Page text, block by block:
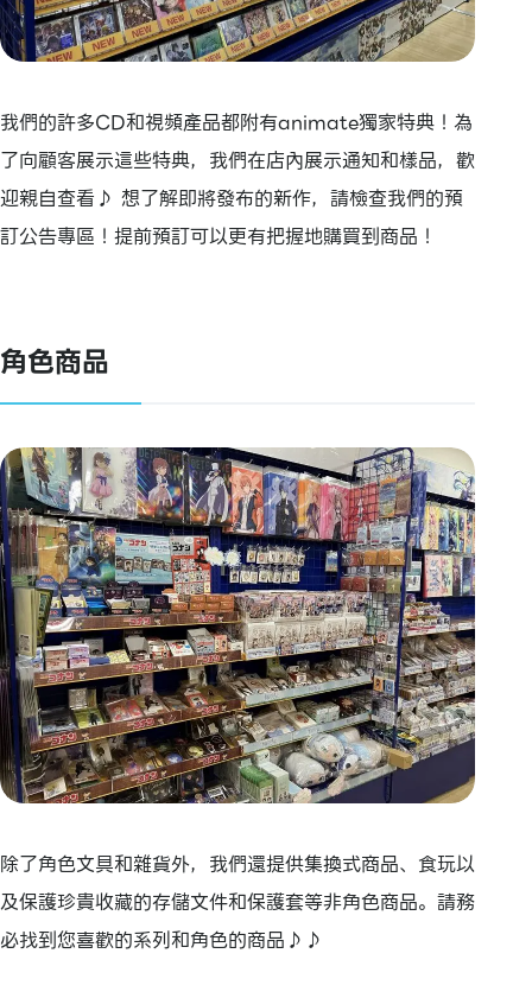
我們的許多CD和視頻產品都附有animate獨家特典！為
了向顧客展示這些特典，我們在店內展示通知和樣品，歡
迎親自查看♪ 想了解即將發布的新作，請檢查我們的預
訂公告專區！提前預訂可以更有把握地購買到商品！
角色商品
除了角色文具和雜貨外，我們還提供集換式商品、食玩以
及保護珍貴收藏的存儲文件和保護套等非角色商品。請務
必找到您喜歡的系列和角色的商品♪♪